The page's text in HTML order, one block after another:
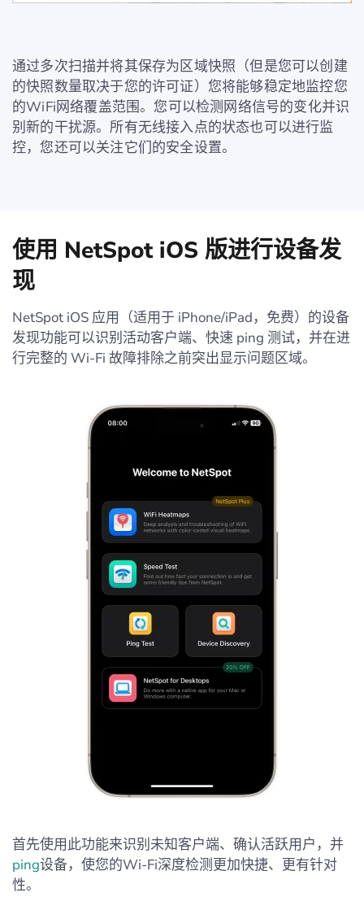
通过多次扫描并将其保存为区域快照（但是您可以创建
的快照数量取决于您的许可证）您将能够稳定地监控您
的WiFi网络覆盖范围。您可以检测网络信号的变化并识
别新的干扰源。所有无线接入点的状态也可以进行监
控，您还可以关注它们的安全设置。
使用 NetSpot iOS 版进行设备发
现
NetSpot iOS 应用（适用于 iPhone/iPad，免费）的设备
发现功能可以识别活动客户端、快速 ping 测试，并在进
行完整的 Wi-Fi 故障排除之前突出显示问题区域。
首先使用此功能来识别未知客户端、确认活跃用户，并
ping设备，使您的Wi-Fi深度检测更加快捷、更有针对
性。